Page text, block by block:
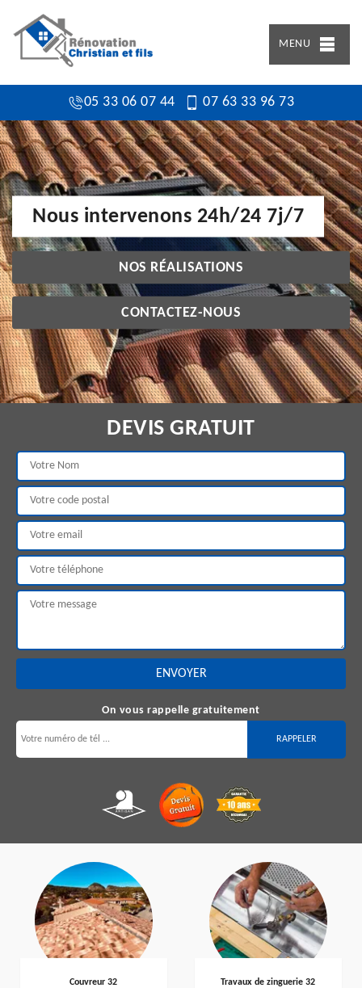
MENU
05 33 06 07 44 07 63 33 96 73
Nous intervenons 24h/24 7j/7
NOS RÉALISATIONS
CONTACTEZ-NOUS
DEVIS GRATUIT
On vous rappelle gratuitement
Couvreur 32 Travaux de zinguerie 32